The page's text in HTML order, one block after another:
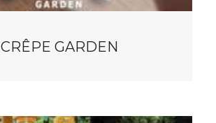
CRÊPE GARDEN